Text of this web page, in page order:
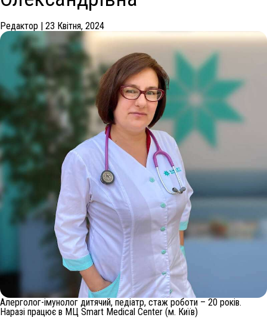
Редактор | 23 Квітня, 2024
Алерголог-імунолог дитячий, педіатр, стаж роботи – 20 років.
Наразі працює в МЦ Smart Medical Center (м. Київ)